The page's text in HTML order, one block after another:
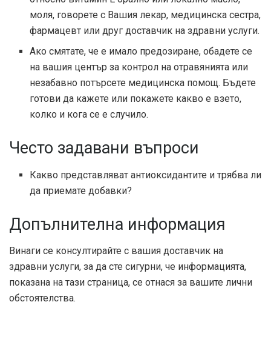
моля, говорете с Вашия лекар, медицинска сестра,
фармацевт или друг доставчик на здравни услуги.
Ако смятате, че е имало предозиране, обадете се
на вашия център за контрол на отравянията или
незабавно потърсете медицинска помощ. Бъдете
готови да кажете или покажете какво е взето,
колко и кога се е случило.
Често задавани въпроси
Какво представляват антиоксидантите и трябва ли
да приемате добавки?
Допълнителна информация
Винаги се консултирайте с вашия доставчик на
здравни услуги, за да сте сигурни, че информацията,
показана на тази страница, се отнася за вашите лични
обстоятелства.